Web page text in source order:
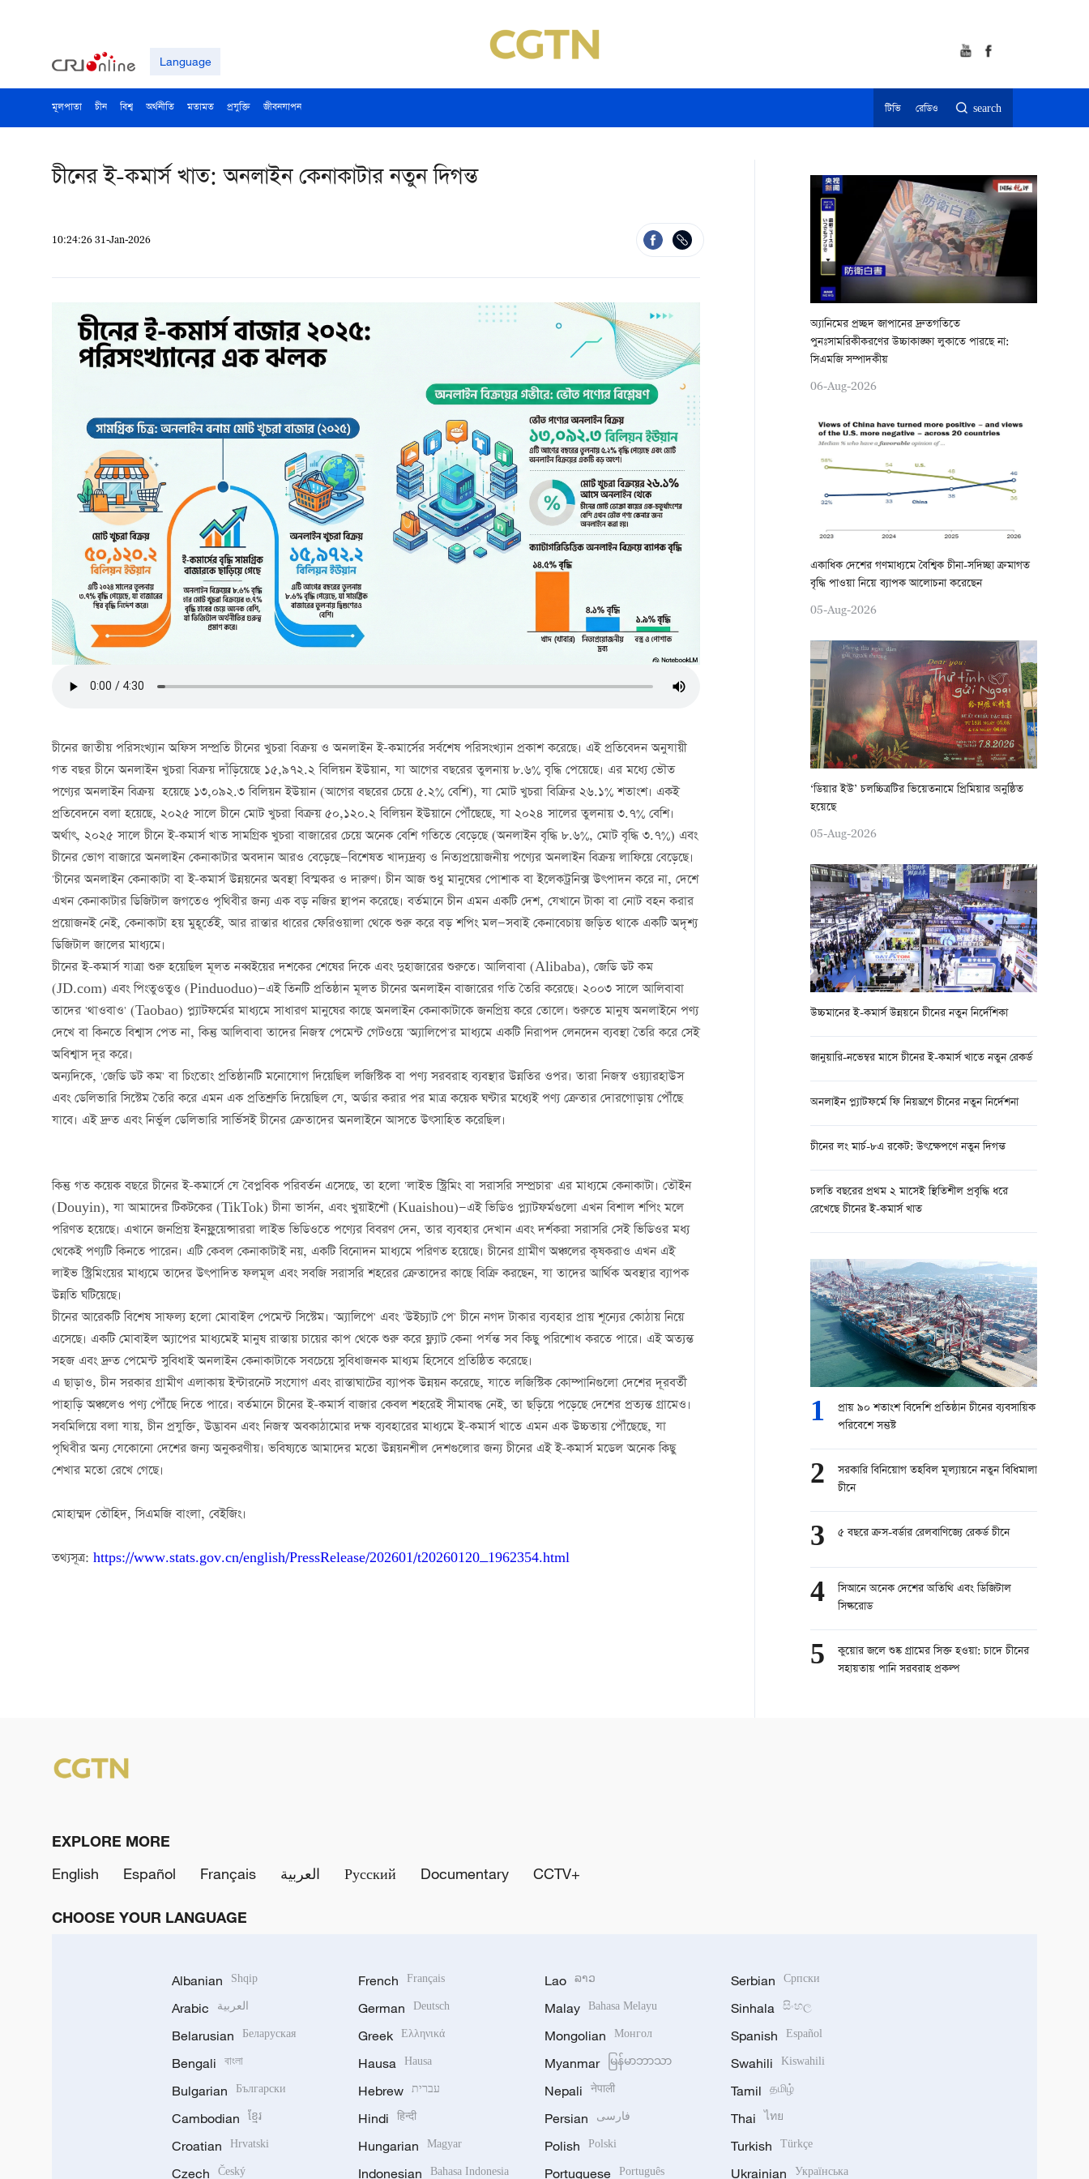
Language
মূলপাতা চীন বিশ্ব অর্থনীতি মতামত প্রযুক্তি জীবনযাপন টিভি রেডিও search
চীনের ই-কমার্স খাত: অনলাইন কেনাকাটার নতুন দিগন্ত
10:24:26 31-Jan-2026
চীনের জাতীয় পরিসংখ্যান অফিস সম্প্রতি চীনের খুচরা বিক্রয় ও অনলাইন ই-কমার্সের সর্বশেষ পরিসংখ্যান প্রকাশ করেছে। এই প্রতিবেদন অনুযায়ী
গত বছর চীনে অনলাইন খুচরা বিক্রয় দাঁড়িয়েছে ১৫,৯৭২.২ বিলিয়ন ইউয়ান, যা আগের বছরের তুলনায় ৮.৬% বৃদ্ধি পেয়েছে। এর মধ্যে ভৌত
পণ্যের অনলাইন বিক্রয় হয়েছে ১৩,০৯২.৩ বিলিয়ন ইউয়ান (আগের বছরের চেয়ে ৫.২% বেশি), যা মোট খুচরা বিক্রির ২৬.১% শতাংশ। একই
প্রতিবেদনে বলা হয়েছে, ২০২৫ সালে চীনে মোট খুচরা বিক্রয় ৫০,১২০.২ বিলিয়ন ইউয়ানে পৌঁছেছে, যা ২০২৪ সালের তুলনায় ৩.৭% বেশি।
অর্থাৎ, ২০২৫ সালে চীনে ই-কমার্স খাত সামগ্রিক খুচরা বাজারের চেয়ে অনেক বেশি গতিতে বেড়েছে (অনলাইন বৃদ্ধি ৮.৬%, মোট বৃদ্ধি ৩.৭%) এবং
চীনের ভোগ বাজারে অনলাইন কেনাকাটার অবদান আরও বেড়েছে—বিশেষত খাদ্যদ্রব্য ও নিত্যপ্রয়োজনীয় পণ্যের অনলাইন বিক্রয় লাফিয়ে বেড়েছে।
'চীনের অনলাইন কেনাকাটা বা ই-কমার্স উন্নয়নের অবস্থা বিস্মকর ও দারুণ। চীন আজ শুধু মানুষের পোশাক বা ইলেকট্রনিক্স উৎপাদন করে না, দেশে
এখন কেনাকাটার ডিজিটাল জগতেও পৃথিবীর জন্য এক বড় নজির স্থাপন করেছে। বর্তমানে চীন এমন একটি দেশ, যেখানে টাকা বা নোট বহন করার
প্রয়োজনই নেই, কেনাকাটা হয় মুহূর্তেই, আর রাস্তার ধারের ফেরিওয়ালা থেকে শুরু করে বড় শপিং মল—সবাই কেনাবেচায় জড়িত থাকে একটি অদৃশ্য
ডিজিটাল জালের মাধ্যমে।
চীনের ই-কমার্স যাত্রা শুরু হয়েছিল মূলত নব্বইয়ের দশকের শেষের দিকে এবং দুহাজারের শুরুতে। আলিবাবা (Alibaba), জেডি ডট কম
(JD.com) এবং পিংতুওতুও (Pinduoduo)—এই তিনটি প্রতিষ্ঠান মূলত চীনের অনলাইন বাজারের গতি তৈরি করেছে। ২০০৩ সালে আলিবাবা
তাদের 'থাওবাও' (Taobao) প্ল্যাটফর্মের মাধ্যমে সাধারণ মানুষের কাছে অনলাইন কেনাকাটাকে জনপ্রিয় করে তোলে। শুরুতে মানুষ অনলাইনে পণ্য
দেখে বা কিনতে বিশ্বাস পেত না, কিন্তু আলিবাবা তাদের নিজস্ব পেমেন্ট গেটওয়ে 'অ্যালিপে'র মাধ্যমে একটি নিরাপদ লেনদেন ব্যবস্থা তৈরি করে সেই
অবিশ্বাস দূর করে।
অন্যদিকে, 'জেডি ডট কম' বা চিংতোং প্রতিষ্ঠানটি মনোযোগ দিয়েছিল লজিস্টিক বা পণ্য সরবরাহ ব্যবস্থার উন্নতির ওপর। তারা নিজস্ব ওয়্যারহাউস
এবং ডেলিভারি সিস্টেম তৈরি করে এমন এক প্রতিশ্রুতি দিয়েছিল যে, অর্ডার করার পর মাত্র কয়েক ঘণ্টার মধ্যেই পণ্য ক্রেতার দোরগোড়ায় পৌঁছে
যাবে। এই দ্রুত এবং নির্ভুল ডেলিভারি সার্ভিসই চীনের ক্রেতাদের অনলাইনে আসতে উৎসাহিত করেছিল।
কিন্তু গত কয়েক বছরে চীনের ই-কমার্সে যে বৈপ্লবিক পরিবর্তন এসেছে, তা হলো 'লাইভ স্ট্রিমিং বা সরাসরি সম্প্রচার' এর মাধ্যমে কেনাকাটা। তৌইন
(Douyin), যা আমাদের টিকটকের (TikTok) চীনা ভার্সন, এবং খুয়াইশৌ (Kuaishou)—এই ভিডিও প্ল্যাটফর্মগুলো এখন বিশাল শপিং মলে
পরিণত হয়েছে। এখানে জনপ্রিয় ইনফ্লুয়েন্সাররা লাইভ ভিডিওতে পণ্যের বিবরণ দেন, তার ব্যবহার দেখান এবং দর্শকরা সরাসরি সেই ভিডিওর মধ্য
থেকেই পণ্যটি কিনতে পারেন। এটি কেবল কেনাকাটাই নয়, একটি বিনোদন মাধ্যমে পরিণত হয়েছে। চীনের গ্রামীণ অঞ্চলের কৃষকরাও এখন এই
লাইভ স্ট্রিমিংয়ের মাধ্যমে তাদের উৎপাদিত ফলমূল এবং সবজি সরাসরি শহরের ক্রেতাদের কাছে বিক্রি করছেন, যা তাদের আর্থিক অবস্থার ব্যাপক
উন্নতি ঘটিয়েছে।
চীনের আরেকটি বিশেষ সাফল্য হলো মোবাইল পেমেন্ট সিস্টেম। 'অ্যালিপে' এবং 'উইচ্যাট পে' চীনে নগদ টাকার ব্যবহার প্রায় শূন্যের কোঠায় নিয়ে
এসেছে। একটি মোবাইল অ্যাপের মাধ্যমেই মানুষ রাস্তায় চায়ের কাপ থেকে শুরু করে ফ্ল্যাট কেনা পর্যন্ত সব কিছু পরিশোধ করতে পারে। এই অত্যন্ত
সহজ এবং দ্রুত পেমেন্ট সুবিধাই অনলাইন কেনাকাটাকে সবচেয়ে সুবিধাজনক মাধ্যম হিসেবে প্রতিষ্ঠিত করেছে।
এ ছাড়াও, চীন সরকার গ্রামীণ এলাকায় ইন্টারনেট সংযোগ এবং রাস্তাঘাটের ব্যাপক উন্নয়ন করেছে, যাতে লজিস্টিক কোম্পানিগুলো দেশের দূরবর্তী
পাহাড়ি অঞ্চলেও পণ্য পৌঁছে দিতে পারে। বর্তমানে চীনের ই-কমার্স বাজার কেবল শহরেই সীমাবদ্ধ নেই, তা ছড়িয়ে পড়েছে দেশের প্রত্যন্ত গ্রামেও।
সবমিলিয়ে বলা যায়, চীন প্রযুক্তি, উদ্ভাবন এবং নিজস্ব অবকাঠামোর দক্ষ ব্যবহারের মাধ্যমে ই-কমার্স খাতে এমন এক উচ্চতায় পৌঁছেছে, যা
পৃথিবীর অন্য যেকোনো দেশের জন্য অনুকরণীয়। ভবিষ্যতে আমাদের মতো উন্নয়নশীল দেশগুলোর জন্য চীনের এই ই-কমার্স মডেল অনেক কিছু
শেখার মতো রেখে গেছে।
মোহাম্মদ তৌহিদ, সিএমজি বাংলা, বেইজিং।
তথ্যসূত্র: https://www.stats.gov.cn/english/PressRelease/202601/t20260120_1962354.html
অ্যানিমের প্রচ্ছদ জাপানের দ্রুতগতিতে
পুনঃসামরিকীকরণের উচ্চাকাঙ্ক্ষা লুকাতে পারছে না:
সিএমজি সম্পাদকীয়
06-Aug-2026
একাধিক দেশের গণমাধ্যমে বৈশ্বিক চীনা-সদিচ্ছা ক্রমাগত
বৃদ্ধি পাওয়া নিয়ে ব্যাপক আলোচনা করেছেন
05-Aug-2026
‘ডিয়ার ইউ’ চলচ্চিত্রটির ভিয়েতনামে প্রিমিয়ার অনুষ্ঠিত
হয়েছে
05-Aug-2026
উচ্চমানের ই-কমার্স উন্নয়নে চীনের নতুন নির্দেশিকা
জানুয়ারি-নভেম্বর মাসে চীনের ই-কমার্স খাতে নতুন রেকর্ড
অনলাইন প্ল্যাটফর্মে ফি নিয়ন্ত্রণে চীনের নতুন নির্দেশনা
চীনের লং মার্চ-৮এ রকেট: উৎক্ষেপণে নতুন দিগন্ত
চলতি বছরের প্রথম ২ মাসেই স্থিতিশীল প্রবৃদ্ধি ধরে
রেখেছে চীনের ই-কমার্স খাত
1
প্রায় ৯০ শতাংশ বিদেশি প্রতিষ্ঠান চীনের ব্যবসায়িক
পরিবেশে সন্তুষ্ট
2
সরকারি বিনিয়োগ তহবিল মূল্যায়নে নতুন বিধিমালা
চীনে
3 ৫ বছরে ক্রস-বর্ডার রেলবাণিজ্যে রেকর্ড চীনে
4
সিআনে অনেক দেশের অতিথি এবং ডিজিটাল
সিল্করোড
5
কুয়োর জলে শুষ্ক গ্রামের সিক্ত হওয়া: চাদে চীনের
সহায়তায় পানি সরবরাহ প্রকল্প
EXPLORE MORE
English
Español Français العربية Русский Documentary CCTV+
CHOOSE YOUR LANGUAGE
Albanian Shqip
Arabic العربية
Belarusian Беларуская
Bengali বাংলা
Bulgarian Български
Cambodian ខ្មែរ
Croatian Hrvatski
Czech Český
French Français
German Deutsch
Greek Ελληνικά
Hausa Hausa
Hebrew עברית
Hindi हिन्दी
Hungarian Magyar
Indonesian Bahasa Indonesia
Lao ລາວ
Malay Bahasa Melayu
Mongolian Монгол
Myanmar မြန်မာဘာသာ
Nepali नेपाली
Persian فارسی
Polish Polski
Portuguese Português
Serbian Српски
Sinhala සිංහල
Spanish Español
Swahili Kiswahili
Tamil தமிழ்
Thai ไทย
Turkish Türkçe
Ukrainian Українська